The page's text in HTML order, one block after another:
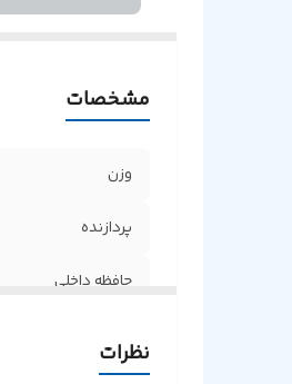
مشخصات
وزن
پردازنده
حافظه داخلی
نظرات